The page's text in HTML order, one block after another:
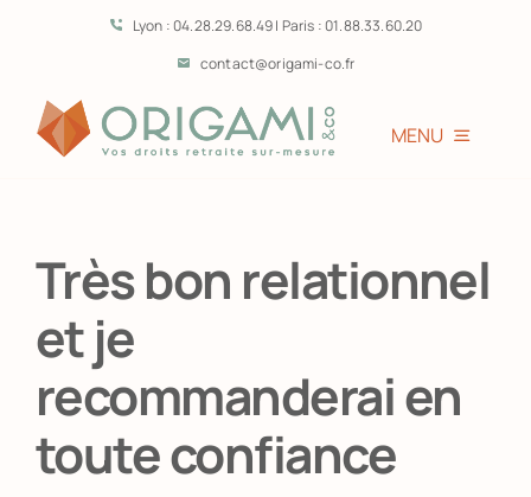
contenu
Lyon : 04.28.29.68.49 | Paris : 01.88.33.60.20
contact@origami-co.fr
MENU
L’équipe
Prestations
Très bon relationnel
et je
recommanderai en
toute confiance